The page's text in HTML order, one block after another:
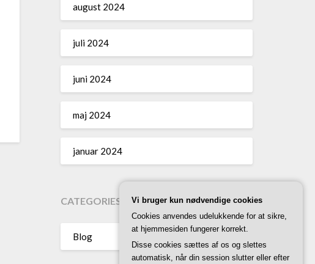
august 2024
juli 2024
juni 2024
maj 2024
januar 2024
CATEGORIES
Blog
Vi bruger kun nødvendige cookies
Cookies anvendes udelukkende for at sikre,
at hjemmesiden fungerer korrekt.
Disse cookies sættes af os og slettes
automatisk, når din session slutter eller efter